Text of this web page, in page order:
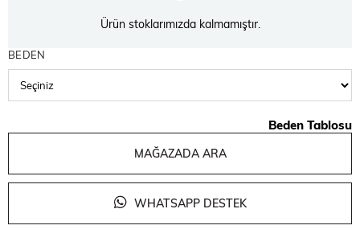
Ürün stoklarımızda kalmamıştır.
BEDEN
Beden Tablosu
MAĞAZADA ARA
WHATSAPP DESTEK